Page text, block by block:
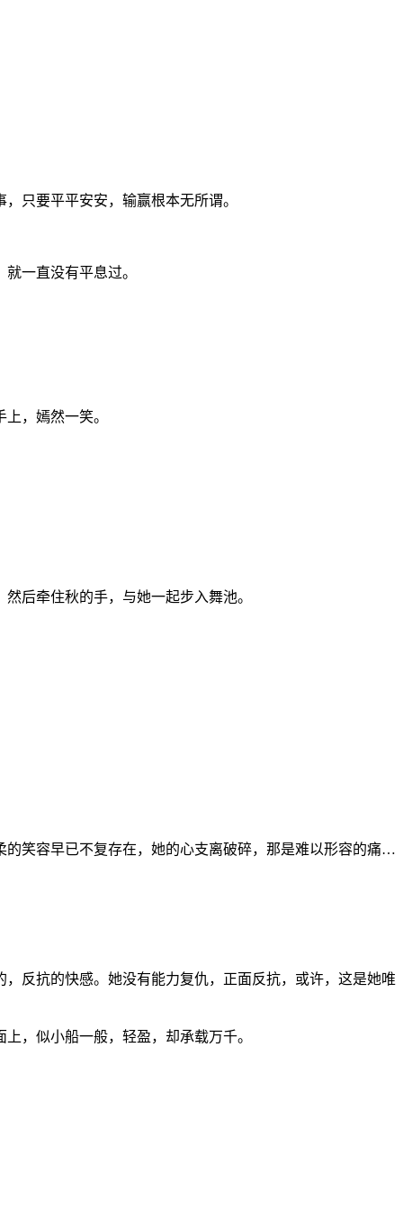
只要平平安安，输赢根本无所谓。
一直没有平息过。
，嫣然一笑。
后牵住秋的手，与她一起步入舞池。
笑容早已不复存在，她的心支离破碎，那是难以形容的痛…
反抗的快感。她没有能力复仇，正面反抗，或许，这是她唯
，似小船一般，轻盈，却承载万千。